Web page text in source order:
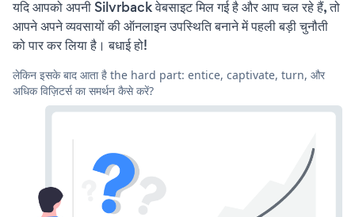
यदि आपको अपनी Silvrback वेबसाइट मिल गई है और आप चल रहे हैं, तो
आपने अपने व्यवसायों की ऑनलाइन उपस्थिति बनाने में पहली बड़ी चुनौती
को पार कर लिया है। बधाई हो!
लेकिन इसके बाद आता है the hard part: entice, captivate, turn, और
अधिक विज़िटर्स का समर्थन कैसे करें?